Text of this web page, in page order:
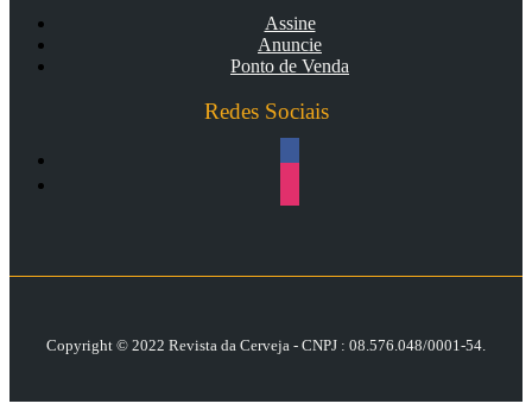
Assine
Anuncie
Ponto de Venda
Redes Sociais
Copyright © 2022 Revista da Cerveja - CNPJ : 08.576.048/0001-54.